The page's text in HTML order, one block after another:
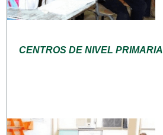
CENTROS DE NIVEL PRIMARIA